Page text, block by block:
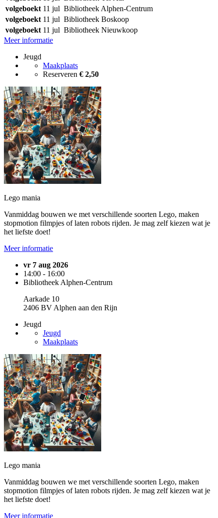
volgeboekt 11 jul Bibliotheek Alphen-Centrum
volgeboekt 11 jul Bibliotheek Boskoop
volgeboekt 11 jul Bibliotheek Nieuwkoop
Meer informatie
Jeugd
Maakplaats
Reserveren € 2,50
Lego mania
Vanmiddag bouwen we met verschillende soorten Lego, maken
stopmotion filmpjes of laten robots rijden. Je mag zelf kiezen wat je
het liefste doet!
Meer informatie
vr 7 aug 2026
14:00 - 16:00
Bibliotheek Alphen-Centrum
Aarkade 10
2406 BV Alphen aan den Rijn
Jeugd
Jeugd
Maakplaats
Lego mania
Vanmiddag bouwen we met verschillende soorten Lego, maken
stopmotion filmpjes of laten robots rijden. Je mag zelf kiezen wat je
het liefste doet!
Meer informatie